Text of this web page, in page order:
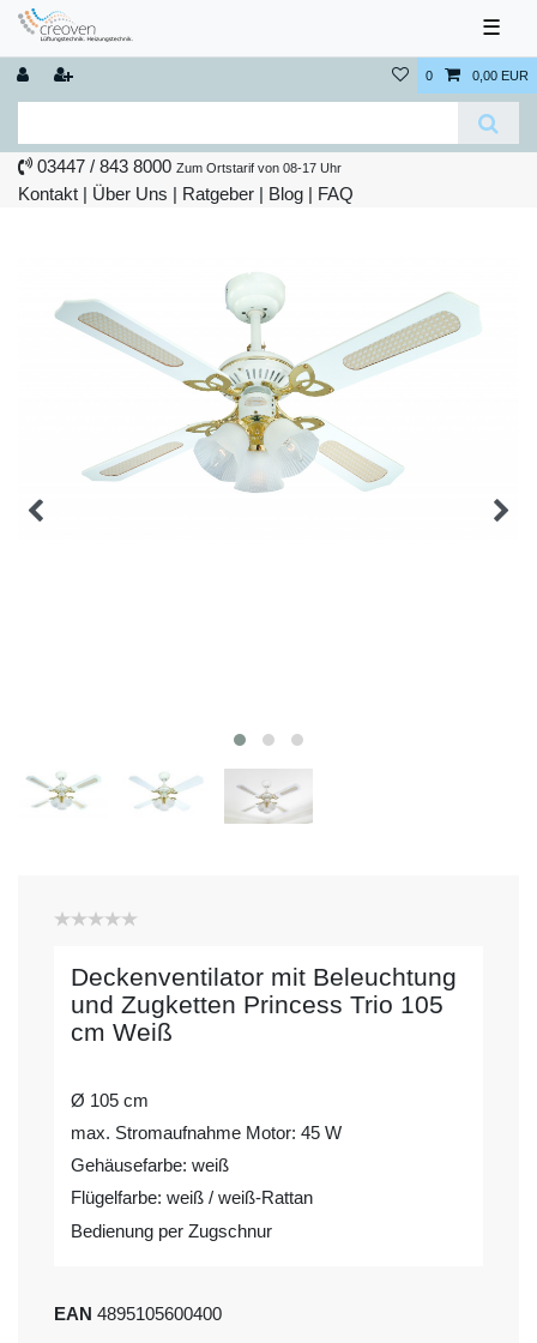
☰
0 0,00 EUR
03447 / 843 8000 Zum Ortstarif von 08-17 Uhr
Kontakt | Über Uns | Ratgeber | Blog | FAQ
Deckenventilator mit Beleuchtung
und Zugketten Princess Trio 105
cm Weiß
Ø 105 cm
max. Stromaufnahme Motor: 45 W
Gehäusefarbe: weiß
Flügelfarbe: weiß / weiß-Rattan
Bedienung per Zugschnur
EAN 4895105600400